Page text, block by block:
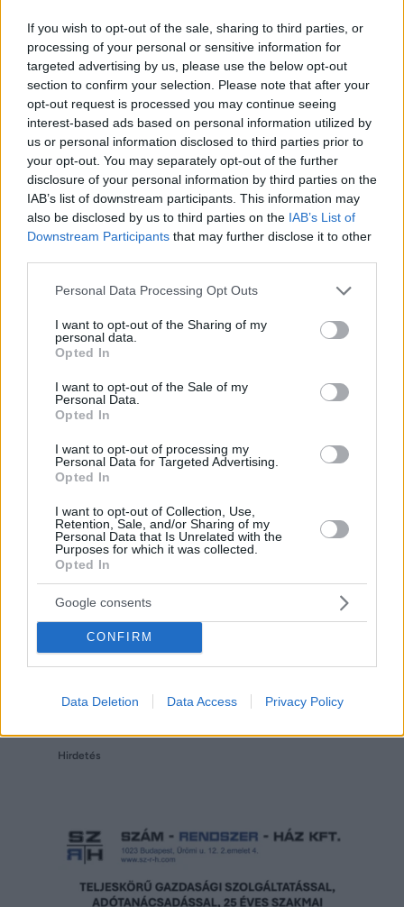
If you wish to opt-out of the sale, sharing to third parties, or
processing of your personal or sensitive information for
targeted advertising by us, please use the below opt-out
section to confirm your selection. Please note that after your
opt-out request is processed you may continue seeing
interest-based ads based on personal information utilized by
us or personal information disclosed to third parties prior to
your opt-out. You may separately opt-out of the further
disclosure of your personal information by third parties on the
IAB’s list of downstream participants. This information may
also be disclosed by us to third parties on the IAB’s List of
Downstream Participants that may further disclose it to other
Please note that this website/app uses one or more Google
not limited to your visit or usage behaviour. You may click to
grant or deny consent to Google and its third-party tags to
use your data for below specified purposes in below Google
consent section.
Personal Data Processing Opt Outs
I want to opt-out of the Sharing of my
personal data.
Opted In
I want to opt-out of the Sale of my
Personal Data.
Opted In
I want to opt-out of processing my
Personal Data for Targeted Advertising.
Opted In
I want to opt-out of Collection, Use,
Retention, Sale, and/or Sharing of my
Personal Data that Is Unrelated with the
Purposes for which it was collected.
Opted In
Google consents
CONFIRM
Data Deletion Data Access Privacy Policy
Hirdetés
Hirdetés
Hirdetés